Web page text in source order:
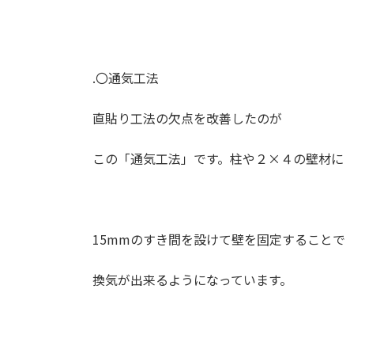
.〇通気工法
直貼り工法の欠点を改善したのが
この「通気工法」です。柱や２ × ４の壁材に
15mmのすき間を設けて壁を固定することで
換気が出来るようになっています。